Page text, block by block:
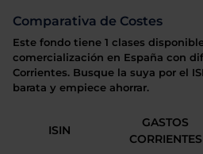
Comparativa de Costes
Este fondo tiene 1 clases
comercialización en España con
Corrientes. Busque la suya por el
barata y empiece ahorrar.
ISIN
GASTOS
CORRIENTES